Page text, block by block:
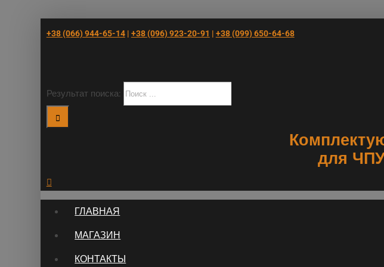
+38 (066) 944-65-14| +38 (096) 923-20-91 | +38 (‎099) 650-64-68
Результат поиска:
для
ГЛАВНАЯ
МАГАЗИН
КОНТАКТЫ